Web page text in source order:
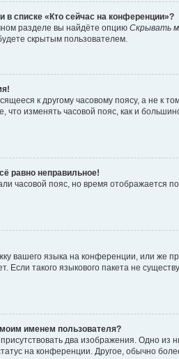
в списке «Кто сейчас на конференции»?
разделе вы найдёте опцию Скрывать
скрытым пользователем.
к другому часовому поясу, а не к
что изменять часовой пояс, как и
равно неправильное!
часовой пояс, но время отображается
вашего языка на конференции, или же
Если такого языкового пакета не
именем пользователя?
два изображения. Одно из
на конференции. Другое, обычно